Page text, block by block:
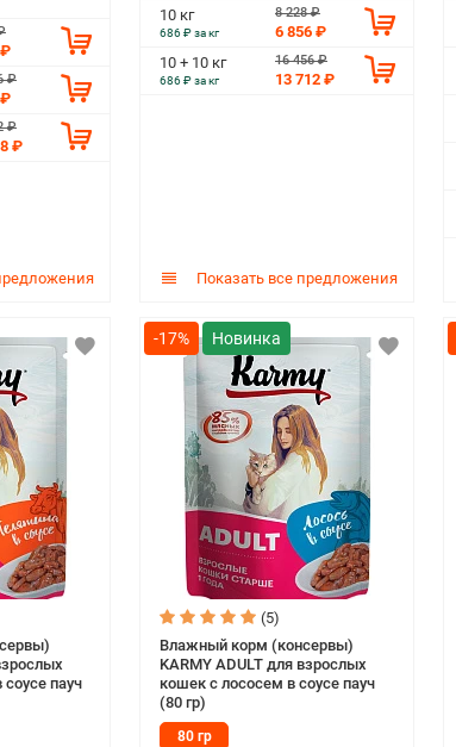
₽
₽
₽
10 кг
686 ₽ за кг
8 228 ₽
6 856 ₽
10 + 10 кг
686 ₽ за кг
16 456 ₽
13 712 ₽
Показать все предложения
соусе пауч
-17%
(5)
Влажный корм (консервы)
KARMY ADULT для взрослых
кошек с лососем в соусе пауч
(80 гр)
80 гр